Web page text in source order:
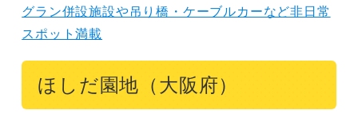
グラン併設施設や吊り橋・ケーブルカーなど非日常
スポット満載
ほしだ園地（大阪府）